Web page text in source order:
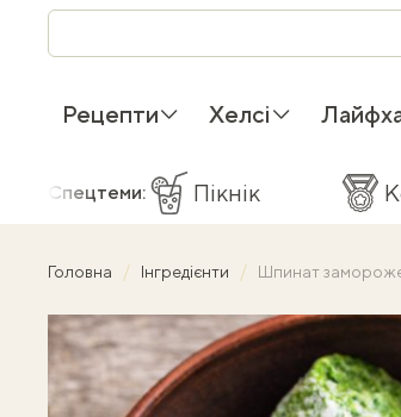
Рецепти Хелсі
Спецтеми: Пікнік
Головна Інгредієнти Шпинат